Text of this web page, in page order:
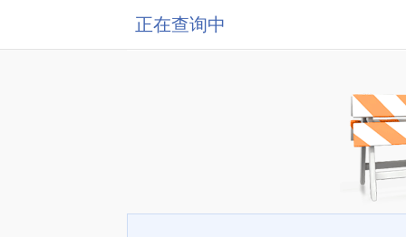
正在查询中